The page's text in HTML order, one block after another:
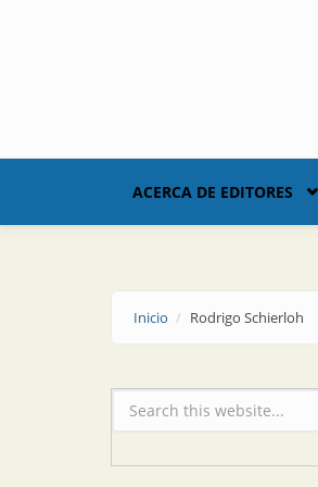
ACERCA DE EDITORES
Inicio Rodrigo Schierloh
Formulario de búsqueda